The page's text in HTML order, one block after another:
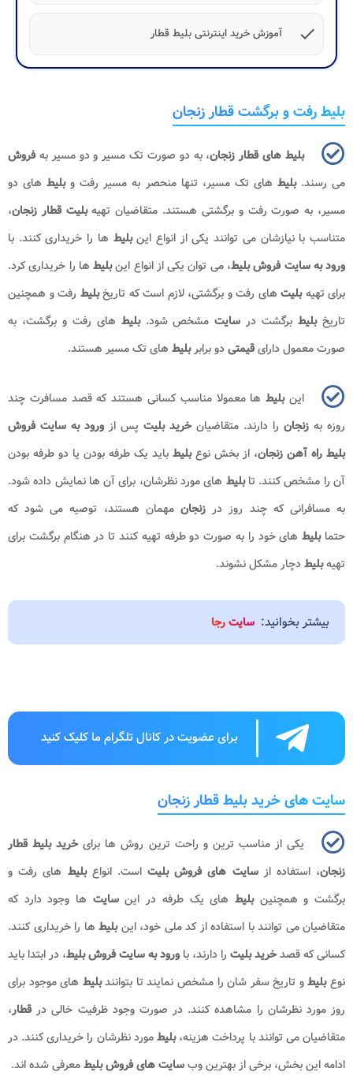
check آموزش خرید اینترنتی بلیط قطار
بلیط رفت و برگشت قطار زنجان
بلیط های قطار زنجان، به دو صورت تک مسیر و دو مسیر بهفروش
می رسند.بلیط های تک مسیر، تنها منحصر به مسیر رفت وبلیط های دو
مسیر، به صورت رفت و برگشتی هستند. متقاضیان تهیهبلیت قطار زنجان،
متناسب با نیازشان می توانند یکی از انواع اینبلیط ها را خریداری کنند. با
ورود به سایت فروش بلیط، می توان یکی از انواع اینبلیط ها را خریداری کرد.
برای تهیهبلیت های رفت و برگشتی، لازم است که تاریخبلیط رفت و همچنین
تاریخبلیط برگشت در سایت مشخص شود.بلیط های رفت و برگشت، به
صورت معمول دارایقیمتیدو برابربلیط های تک مسیر هستند.
اینبلیط ها معمولا مناسب کسانی هستند که قصد مسافرت چند
روزه به زنجان را دارند. متقاضیانخرید بلیت پس از ورود به سایت فروش
بلیط راه آهن زنجان، از بخش نوعبلیط باید یک طرفه بودن یا دو طرفه بودن
آن را مشخص کنند. تابلیط های مورد نظرشان، برای آن ها نمایش داده شود.
به مسافرانی که چند روز در زنجانمهمان هستند، توصیه می شود که
حتمابلیط های خود را به صورت دو طرفه تهیه کنند تا در هنگام برگشت برای
تهیهبلیطدچار مشکل نشوند.
بیشتر بخوانید: سایت رجا
برای عضویت در کانال تلگرام ما کلیک کنید
سایت های خرید بلیط قطار زنجان
یکی از مناسب ترین و راحت ترین روش ها برایخرید بلیط قطار
زنجان، استفاده ازسایت های فروش بلیتاست. انواعبلیط های رفت و
برگشت و همچنینبلیط های یک طرفه در اینسایت ها وجود دارد که
متقاضیان می توانند با استفاده از کد ملی خود، اینبلیط ها را خریداری کنند.
کسانی که قصدخرید بلیت را دارند، با ورود به سایت فروش بلیط، در ابتدا باید
نوعبلیطو تاریخ سفر شان را مشخص نمایند تا بتوانندبلیط های موجود برای
روز مورد نظرشان را مشاهده کنند. در صورت وجود ظرفیت خالی درقطار،
متقاضیان می توانند با پرداخت هزینه،بلیطمورد نظرشان را خریداری کنند. در
ادامه این بخش، برخی از بهترین وبسایت های فروش بلیطمعرفی شده اند.